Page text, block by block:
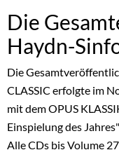
Die
Haydn-
Die
CLASSIC erfolgte im
mit dem OPUS
Einspielung des
Alle CDs bis Volume